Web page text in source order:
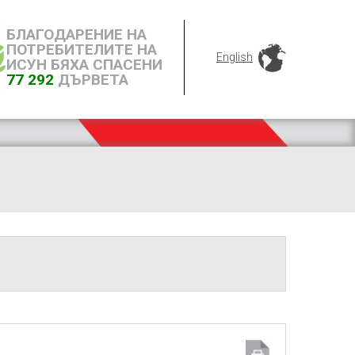
БЛАГОДАРЕНИЕ НА
ПОТРЕБИТЕЛИТЕ НА
ИСУН БЯХА СПАСЕНИ
77 292 ДЪРВЕТА
English